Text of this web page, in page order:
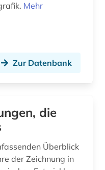
Mehr
Zur Datenbank
die
Überblick
der Zeichnung in